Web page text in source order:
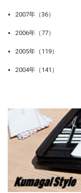
2007年（36）
2006年（77）
2005年（119）
2004年（141）